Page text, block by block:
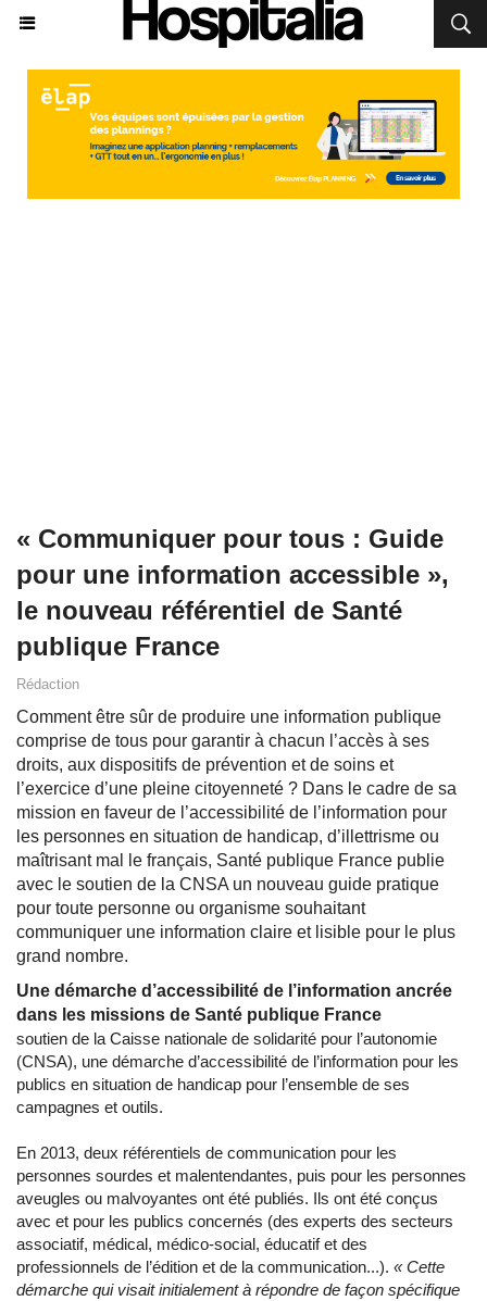
« Communiquer pour tous : Guide
pour une information accessible »,
le nouveau référentiel de Santé
publique France
Rédaction
Comment être sûr de produire une information publique
comprise de tous pour garantir à chacun l’accès à ses
droits, aux dispositifs de prévention et de soins et
l’exercice d’une pleine citoyenneté ? Dans le cadre de sa
mission en faveur de l’accessibilité de l’information pour
les personnes en situation de handicap, d’illettrisme ou
maîtrisant mal le français, Santé publique France publie
avec le soutien de la CNSA un nouveau guide pratique
pour toute personne ou organisme souhaitant
communiquer une information claire et lisible pour le plus
grand nombre.
Une démarche d’accessibilité de l’information ancrée
dans les missions de Santé publique France
soutien de la Caisse nationale de solidarité pour l’autonomie
(CNSA), une démarche d’accessibilité de l’information pour les
publics en situation de handicap pour l’ensemble de ses
campagnes et outils.
En 2013, deux référentiels de communication pour les
personnes sourdes et malentendantes, puis pour les personnes
aveugles ou malvoyantes ont été publiés. Ils ont été conçus
avec et pour les publics concernés (des experts des secteurs
associatif, médical, médico-social, éducatif et des
professionnels de l’édition et de la communication...). « Cette
démarche qui visait initialement à répondre de façon spécifique